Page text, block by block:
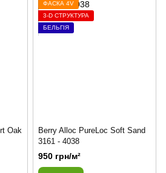
Oak
ФАСКА 4V
3-D СТРУКТУРА
БЕЛЬГІЯ
Berry Alloc PureLoc Soft Sand
3161 - 4038
950 грн/м²